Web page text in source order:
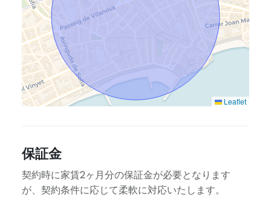
Leaflet
保証金
契約時に家賃2ヶ月分の保証金が必要となります
が、契約条件に応じて柔軟に対応いたします。